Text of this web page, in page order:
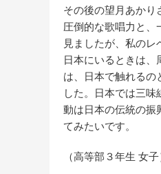
その後の望月あかり
圧倒的な歌唱力と、
見ましたが、私のレ
日本にいるときは、
は、日本で触れるの
した。日本では三
動は日本の伝統の振
てみたいです。
（高等部３年生 女子